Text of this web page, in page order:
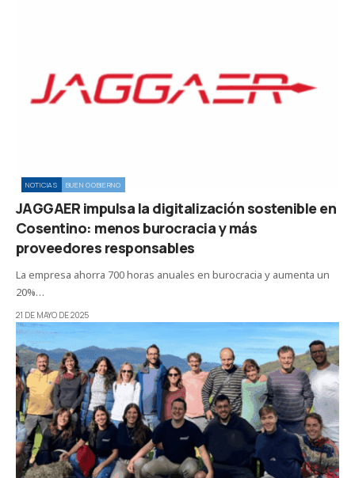
NOTICIAS BUEN GOBIERNO
JAGGAER impulsa la digitalización sostenible en
Cosentino: menos burocracia y más
proveedores responsables
La empresa ahorra 700 horas anuales en burocracia y aumenta un
20%…
21 DE MAYO DE 2025